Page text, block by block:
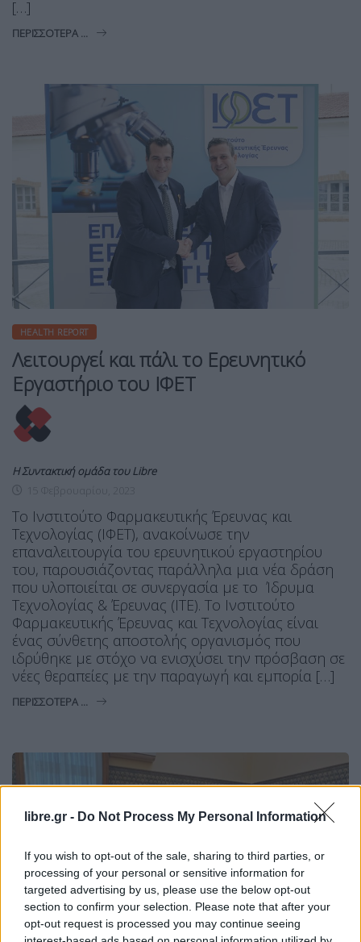
libre.gr - Do Not Process My Personal Information
If you wish to opt-out of the sale, sharing to third parties, or
processing of your personal or sensitive information for
targeted advertising by us, please use the below opt-out
section to confirm your selection. Please note that after your
opt-out request is processed you may continue seeing
[…]
ΠΕΡΙΣΣΌΤΕΡΑ ...
HEALTH REPORT
Λειτουργεί και πάλι το Ερευνητικό
Εργαστήριο του ΙΦΕΤ
Η Συντακτική ομάδα του Libre
Το Ινστιτούτο Φαρμακευτικής Έρευνας και
Τεχνολογίας (ΙΦΕΤ), ανακοίνωσε την
επαναλειτουργία του ερευνητικού εργαστηρίου
του, παρουσιάζοντας παράλληλα μια νέα δράση
που υλοποιείται σε συνεργασία με το Ίδρυμα
Τεχνολογίας & Έρευνας (ΙΤΕ). Το Ινστιτούτο
Φαρμακευτικής Έρευνας και Τεχνολογίας είναι
ένας σύνθετης αποστολής οργανισμός που
ιδρύθηκε με στόχο να ενισχύσει την πρόσβαση σε
νέες θεραπείες με την παραγωγή και εμπορία […]
ΠΕΡΙΣΣΌΤΕΡΑ ...